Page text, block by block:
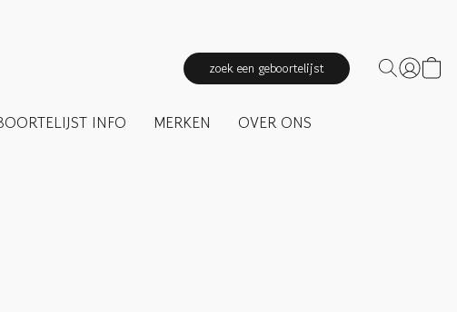
zoek een geboortelijst
INFO MERKEN OVER ONS